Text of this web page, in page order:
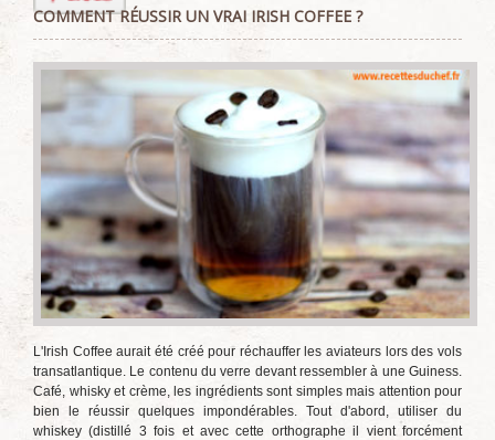
COMMENT RÉUSSIR UN VRAI IRISH COFFEE ?
L'Irish Coffee aurait été créé pour réchauffer les aviateurs lors des vols
transatlantique. Le contenu du verre devant ressembler à une Guiness.
Café, whisky et crème, les ingrédients sont simples mais attention pour
bien le réussir quelques impondérables. Tout d'abord, utiliser du
whiskey (distillé 3 fois et avec cette orthographe il vient forcément